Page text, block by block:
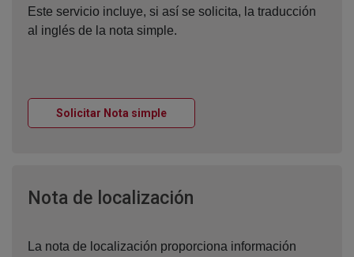
Este servicio incluye, si así se solicita, la traducción
al inglés de la nota simple.
Solicitar Nota simpleVentana nueva
Nota de localización
La nota de localización proporciona información